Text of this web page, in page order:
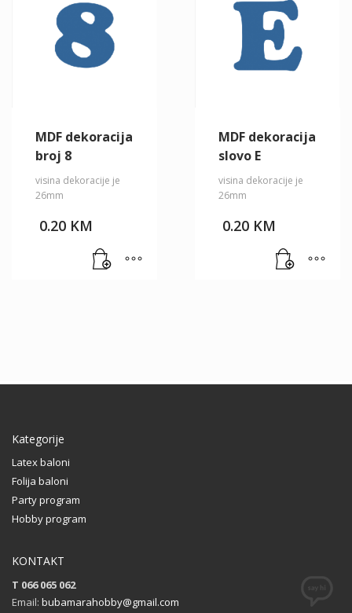
MDF dekoracija
broj 8
visina dekoracije je
26mm
0.20 KM
MDF dekoracija
slovo E
visina dekoracije je
26mm
0.20 KM
Kategorije
Latex baloni
Folija baloni
Party program
Hobby program
KONTAKT
T 066 065 062
Email: bubamarahobby@gmail.com